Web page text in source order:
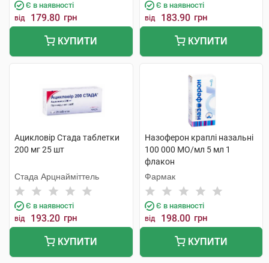
Є в наявності
від 179.80 грн
КУПИТИ
Є в наявності
від 183.90 грн
КУПИТИ
Ацикловір Стада таблетки
200 мг 25 шт
Стада Арцнайміттель
Є в наявності
від 193.20 грн
КУПИТИ
Назоферон краплі назальні
100 000 МО/мл 5 мл 1
флакон
Фармак
Є в наявності
від 198.00 грн
КУПИТИ